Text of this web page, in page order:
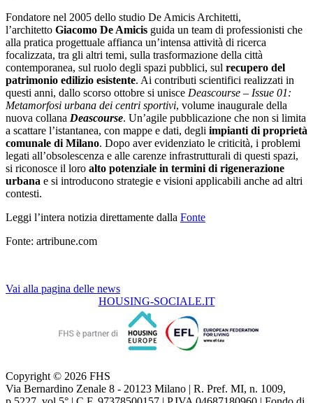
Fondatore nel 2005 dello studio De Amicis Architetti,
l’architetto Giacomo De Amicis guida un team di professionisti che
alla pratica progettuale affianca un’intensa attività di ricerca
focalizzata, tra gli altri temi, sulla trasformazione della città
contemporanea, sul ruolo degli spazi pubblici, sul recupero del
patrimonio edilizio esistente. Ai contributi scientifici realizzati in
questi anni, dallo scorso ottobre si unisce Deascourse – Issue 01:
Metamorfosi urbana dei centri sportivi, volume inaugurale della
nuova collana Deascourse. Un’agile pubblicazione che non si limita
a scattare l’istantanea, con mappe e dati, degli impianti di proprietà
comunale di Milano. Dopo aver evidenziato le criticità, i problemi
legati all’obsolescenza e alle carenze infrastrutturali di questi spazi,
si riconosce il loro alto potenziale in termini di rigenerazione
urbana e si introducono strategie e visioni applicabili anche ad altri
contesti.
Leggi l’intera notizia direttamente dalla Fonte
Fonte: artribune.com
Vai alla pagina delle news
HOUSING-SOCIALE.IT
Copyright © 2026 FHS
Via Bernardino Zenale 8 - 20123 Milano | R. Pref. MI, n. 1009,